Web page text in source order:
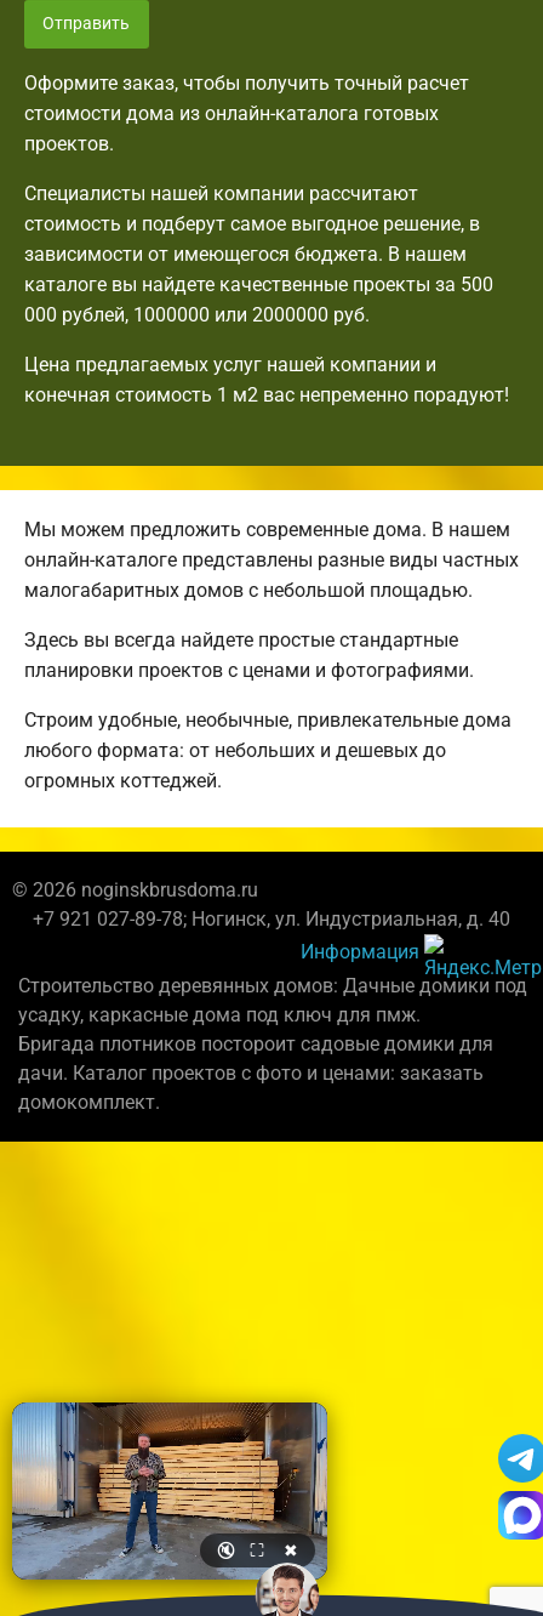
Отправить
Оформите заказ, чтобы получить точный расчет
стоимости дома из онлайн-каталога готовых
проектов.
Специалисты нашей компании рассчитают
стоимость и подберут самое выгодное решение, в
зависимости от имеющегося бюджета. В нашем
каталоге вы найдете качественные проекты за 500
000 рублей, 1000000 или 2000000 руб.
Цена предлагаемых услуг нашей компании и
конечная стоимость 1 м2 вас непременно порадуют!
Мы можем предложить современные дома. В нашем
онлайн-каталоге представлены разные виды частных
малогабаритных домов с небольшой площадью.
Здесь вы всегда найдете простые стандартные
планировки проектов с ценами и фотографиями.
Строим удобные, необычные, привлекательные дома
любого формата: от небольших и дешевых до
огромных коттеджей.
© 2026 noginskbrusdoma.ru
+7 921 027-89-78; Ногинск, ул. Индустриальная, д. 40
Информация
Строительство деревянных домов: Дачные домики под
усадку, каркасные дома под ключ для пмж.
Бригада плотников постороит садовые домики для
дачи. Каталог проектов с фото и ценами: заказать
домокомплект.
🔇 ⛶ ✖